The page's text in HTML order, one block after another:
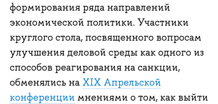
формирования ряда направлений
экономической политики. Участники
круглого стола, посвященного вопросам
улучшения деловой среды как одного из
способов реагирования на санкции,
обменялись на XIX Апрельской
конференции мнениями о том, как выйти